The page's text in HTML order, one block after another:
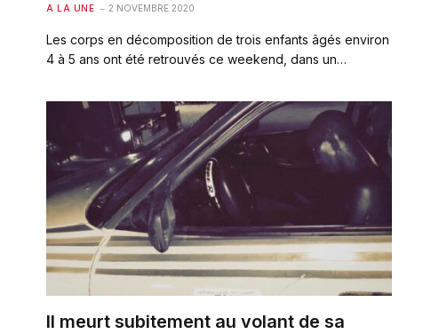
A LA UNE 2 NOVEMBRE 2020
Les corps en décomposition de trois enfants âgés environ
4 à 5 ans ont été retrouvés ce weekend, dans un…
Il meurt subitement au volant de sa